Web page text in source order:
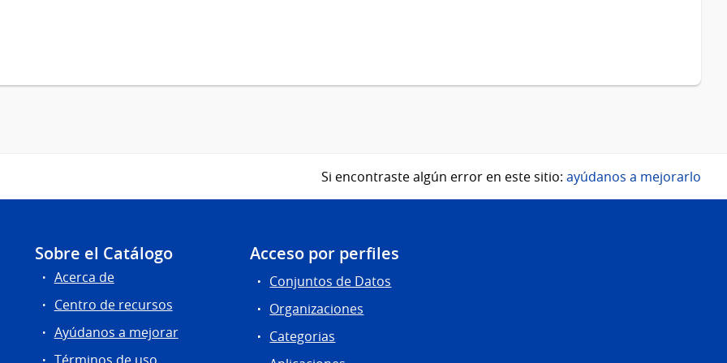
Si encontraste algún error en este sitio: ayúdanos a mejorarlo
Sobre el Catálogo
Acerca de
Centro de recursos
Ayúdanos a mejorar
Acceso por perfiles
Conjuntos de Datos
Organizaciones
Categorias